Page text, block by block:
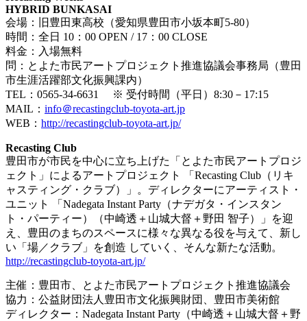
HYBRID BUNKASAI
会場：旧豊田東高校（愛知県豊田市小坂本町5-80）
時間：全日 10 ： 00 OPEN / 17 ： 00 CLOSE
料金：入場無料
問：とよた市民アートプロジェクト推進協議会事務局（豊田
市生涯活躍部文化振興課内）
TEL：0565-34-6631 ※ 受付時間（平日）8:30－17:15
MAIL： info＠recastingclub-toyota-art.jp
WEB： http://recastingclub-toyota-art.jp/
Recasting Club
豊田市が市民を中心に立ち上げた「とよた市民アートプロジ
ェクト」によるアートプロジェクト 「Recasting Club（リキ
ャスティング・クラブ）」。ディレクターにアーティスト・
ユニット 「Nadegata Instant Party（ナデガタ・インスタン
ト・パーティー）（中崎透＋山城大督＋野田 智子）」を迎
え、豊田のまちのスペースに様々な異なる役を与えて、新し
い「場／クラブ」を創造 していく、そんな新たな活動。
http://recastingclub-toyota-art.jp/
主催：豊田市、とよた市民アートプロジェクト推進協議会
協力：公益財団法人豊田市文化振興財団、豊田市美術館
ディレクター： Nadegata Instant Party （中崎透＋山城大督＋野